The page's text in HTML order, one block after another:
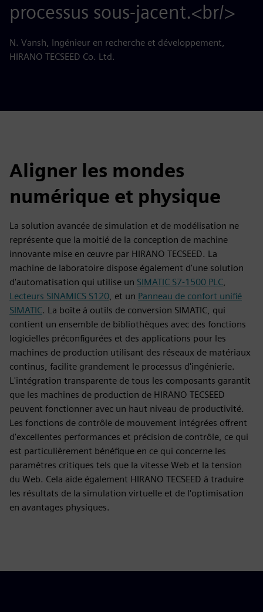
processus sous-jacent.<br/>
N. Vansh, Ingénieur en recherche et développement,
HIRANO TECSEED Co. Ltd.
Aligner les mondes
numérique et physique
La solution avancée de simulation et de modélisation ne
représente que la moitié de la conception de machine
innovante mise en œuvre par HIRANO TECSEED. La
machine de laboratoire dispose également d'une solution
d'automatisation qui utilise un SIMATIC S7-1500 PLC,
Lecteurs SINAMICS S120, et un Panneau de confort unifié
SIMATIC. La boîte à outils de conversion SIMATIC, qui
contient un ensemble de bibliothèques avec des fonctions
logicielles préconfigurées et des applications pour les
machines de production utilisant des réseaux de matériaux
continus, facilite grandement le processus d'ingénierie.
L'intégration transparente de tous les composants garantit
que les machines de production de HIRANO TECSEED
peuvent fonctionner avec un haut niveau de productivité.
Les fonctions de contrôle de mouvement intégrées offrent
d'excellentes performances et précision de contrôle, ce qui
est particulièrement bénéfique en ce qui concerne les
paramètres critiques tels que la vitesse Web et la tension
du Web. Cela aide également HIRANO TECSEED à traduire
les résultats de la simulation virtuelle et de l'optimisation
en avantages physiques.